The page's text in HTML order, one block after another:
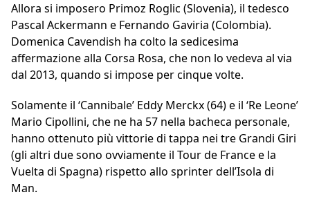
Allora si imposero Primoz Roglic (Slovenia), il tedesco
Pascal Ackermann e Fernando Gaviria (Colombia).
Domenica Cavendish ha colto la sedicesima
affermazione alla Corsa Rosa, che non lo vedeva al via
dal 2013, quando si impose per cinque volte.
Solamente il ‘Cannibale’ Eddy Merckx (64) e il ‘Re Leone’
Mario Cipollini, che ne ha 57 nella bacheca personale,
hanno ottenuto più vittorie di tappa nei tre Grandi Giri
(gli altri due sono ovviamente il Tour de France e la
Vuelta di Spagna) rispetto allo sprinter dell’Isola di
Man.